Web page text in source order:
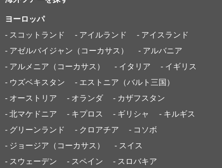
ヨーロッパ
- スコットランド
- アイルランド
- アイスランド
- アゼルバイジャン（コーカサス）
- アルバニア
- アルメニア（コーカサス）
- イタリア
- イギリス
- ウズベキスタン
- エストニア（バルト三国）
- オーストリア
- オランダ
- カザフスタン
- 北マケドニア
- キプロス - ギリシャ
- キルギス
- グリーンランド
- クロアチア
- コソボ
- ジョージア（コーカサス）
- スイス
- スウェーデン
- スペイン
- スロバキア